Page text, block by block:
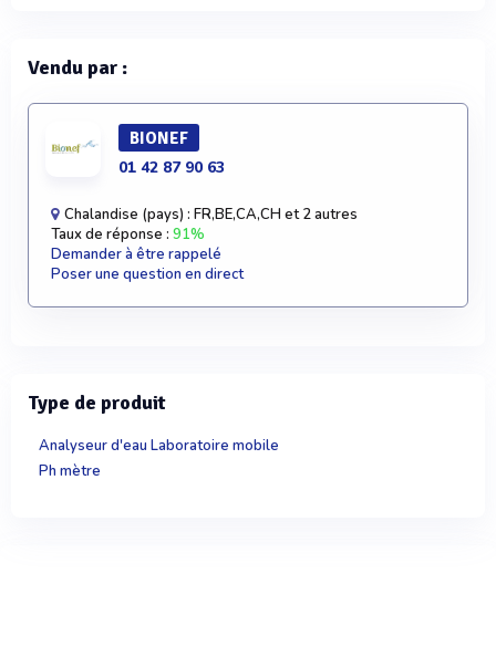
Vendu par :
BIONEF
01 42 87 90 63
Chalandise (pays) : FR,BE,CA,CH et 2 autres
Taux de réponse : 91%
Demander à être rappelé
Poser une question en direct
Type de produit
Analyseur d'eau Laboratoire mobile
Ph mètre